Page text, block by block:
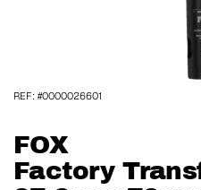
FOX
Factory
REF: #0000026601